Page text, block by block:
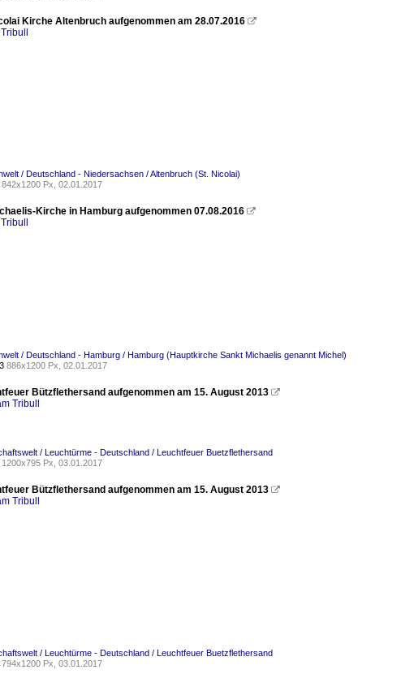
Kirche Altenbruch aufgenommen am 28.07.2016 
/ Deutschland - Niedersachsen / Altenbruch (St. Nicolai)
842x1200 Px, 02.01.2017
Kirche in Hamburg aufgenommen 07.08.2016 
/ Deutschland - Hamburg / Hamburg (Hauptkirche Sankt Michaelis genannt Michel)
886x1200 Px, 02.01.2017
Bützflethersand aufgenommen am 15. August 2013 
Tribull
/ Leuchtürme - Deutschland / Leuchtfeuer Buetzflethersand
1200x795 Px, 03.01.2017
Bützflethersand aufgenommen am 15. August 2013 
Tribull
/ Leuchtürme - Deutschland / Leuchtfeuer Buetzflethersand
794x1200 Px, 03.01.2017